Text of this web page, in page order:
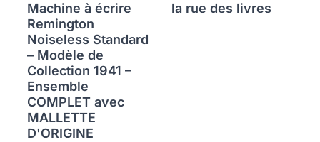
Machine à écrire
Remington
Noiseless Standard
– Modèle de
Collection 1941 –
Ensemble
COMPLET avec
MALLETTE
D'ORIGINE
la rue des livres